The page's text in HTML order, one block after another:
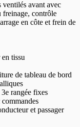
ventilés avant avec
freinage, contrôle
en côte et frein de
tissu
de tableau de bord
rangée fixes
et passager